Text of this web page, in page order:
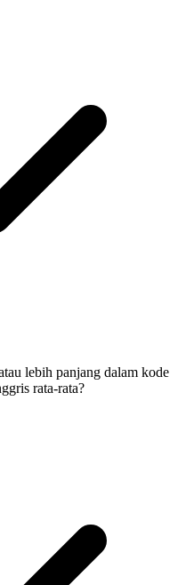
lebih panjang dalam kode
rata-rata?